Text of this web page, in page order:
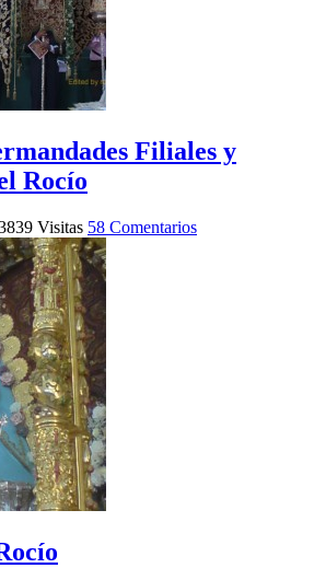
Filiales y
Rocío
Visitas 58 Comentarios